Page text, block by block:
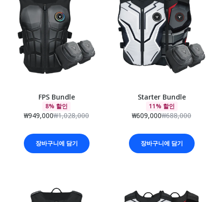
FPS Bundle
8% 할인
₩949,000₩1,028,000
장바구니에 담기
Starter Bundle
11% 할인
₩609,000₩688,000
장바구니에 담기